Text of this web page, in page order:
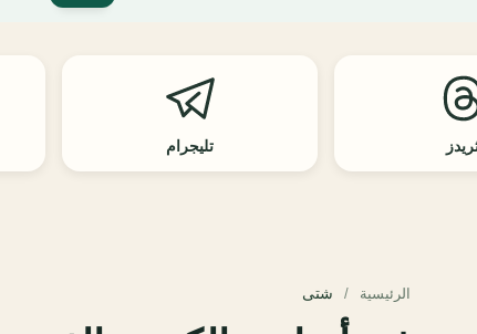
تليجرام
الرئيسية شتى